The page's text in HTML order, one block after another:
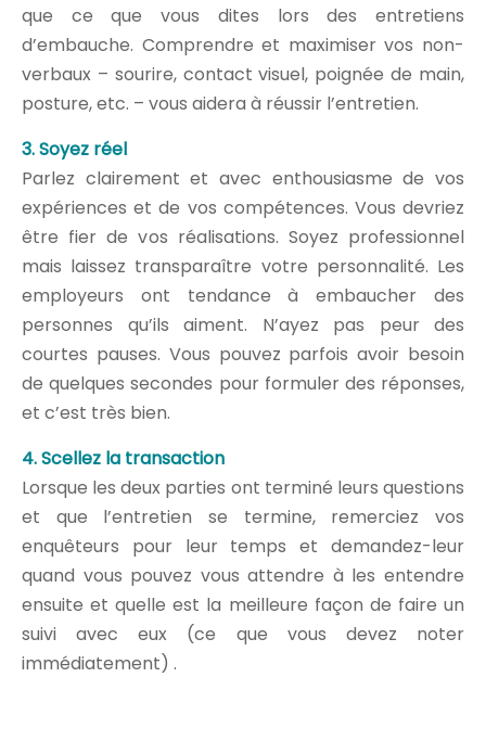
que ce que vous dites lors des entretiens
d’embauche. Comprendre et maximiser vos non-
verbaux – sourire, contact visuel, poignée de main,
posture, etc. – vous aidera à réussir l’entretien.
3. Soyez réel
Parlez clairement et avec enthousiasme de vos
expériences et de vos compétences. Vous devriez
être fier de vos réalisations. Soyez professionnel
mais laissez transparaître votre personnalité. Les
employeurs ont tendance à embaucher des
personnes qu’ils aiment. N’ayez pas peur des
courtes pauses. Vous pouvez parfois avoir besoin
de quelques secondes pour formuler des réponses,
et c’est très bien.
4. Scellez la transaction
Lorsque les deux parties ont terminé leurs questions
et que l’entretien se termine, remerciez vos
enquêteurs pour leur temps et demandez-leur
quand vous pouvez vous attendre à les entendre
ensuite et quelle est la meilleure façon de faire un
suivi avec eux (ce que vous devez noter
immédiatement) .